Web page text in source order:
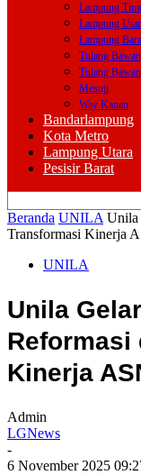
Lampung
Lampung
Lampung
Tulang
Tulang
Mesuji
Way Kanan
Bandarlampung
Kota Metro
Lampung Utara
Pesisir Barat
Beranda UNILA Unila
Transformasi Kinerja
UNILA
Unila
Reformasi
Kinerja
Admin
LGNews
-
6 November 2025